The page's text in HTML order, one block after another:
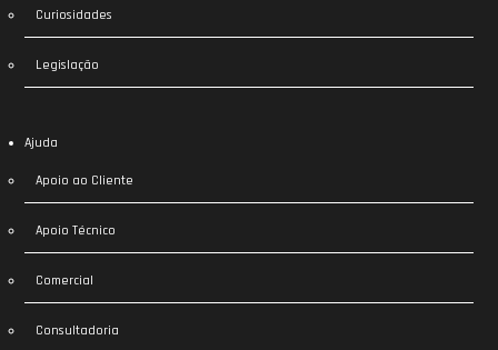
Curiosidades
Legislação
Ajuda
Apoio ao Cliente
Apoio Técnico
Comercial
Consultadoria